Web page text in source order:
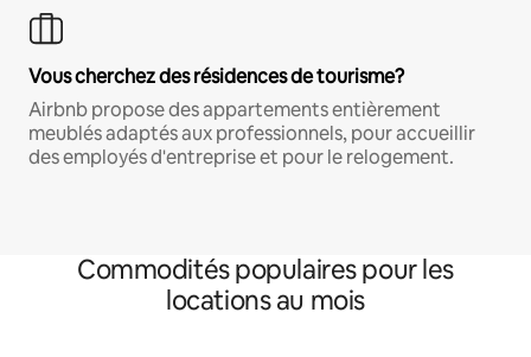
Vous cherchez des résidences de tourisme?
Airbnb propose des appartements entièrement
meublés adaptés aux professionnels, pour accueillir
des employés d'entreprise et pour le relogement.
Commodités populaires pour les
locations au mois